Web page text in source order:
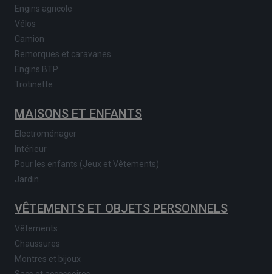
Engins agricole
Vélos
Camion
Remorques et caravanes
Engins BTP
Trotinette
MAISONS ET ENFANTS
Electroménager
Intérieur
Pour les enfants (Jeux et Vêtements)
Jardin
VÊTEMENTS ET OBJETS PERSONNELS
Vêtements
Chaussures
Montres et bijoux